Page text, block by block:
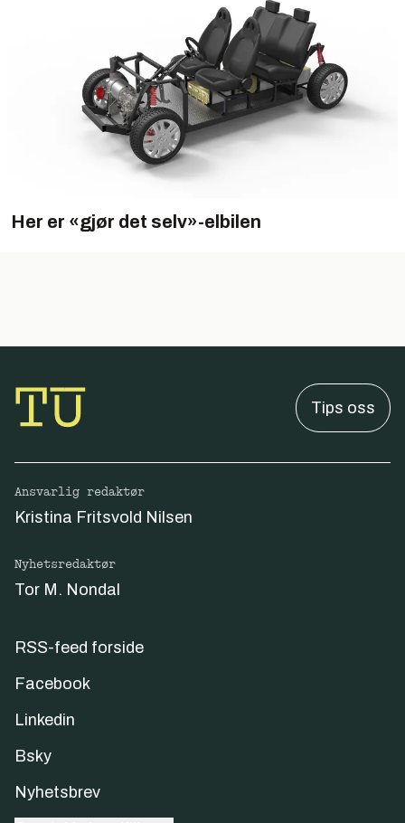
Her er «gjør det selv»-elbilen
Tips oss
Ansvarlig redaktør
Kristina Fritsvold Nilsen
Nyhetsredaktør
Tor M. Nondal
RSS-feed forside
Facebook
Linkedin
Bsky
Nyhetsbrev